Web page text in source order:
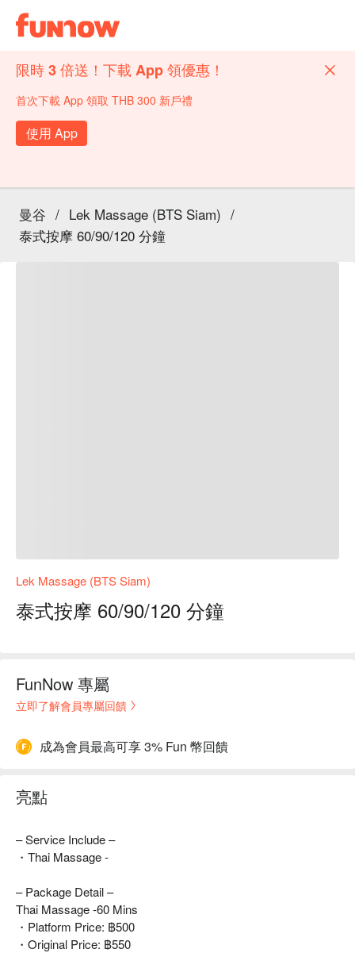
限時 3 倍送！下載 App 領優惠！
首次下載 App 領取 THB 300 新戶禮
使用 App
曼谷 / Lek Massage (BTS Siam) /
泰式按摩 60/90/120 分鐘
Lek Massage (BTS Siam)
泰式按摩 60/90/120 分鐘
FunNow 專屬
立即了解會員專屬回饋
成為會員最高可享 3% Fun 幣回饋
亮點
– Service Include –
・Thai Massage -
– Package Detail –
Thai Massage -60 Mins
・Platform Price: ฿500
・Original Price: ฿550